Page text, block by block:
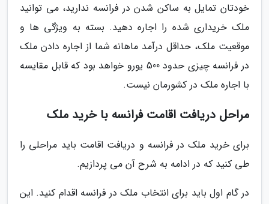
خودتان تمایل به ساکن شدن در فرانسه ندارید، می توانید
ملک خریداری شده را اجاره دهید. بسته به ویژگی ها و
موقعیت ملک، حداقل درآمد ماهانه شما از اجاره دادن ملک
در فرانسه چیزی حدود 500 یورو خواهد بود که قابل مقایسه
با اجاره ملک در کشورمان نیست.
مراحل دریافت اقامت فرانسه با خرید ملک
برای خرید ملک در فرانسه و دریافت اقامت باید مراحلی را
طی کنید که در ادامه به شرح آن می پردازیم.
در گام اول باید برای انتخاب ملک در فرانسه اقدام کنید. این